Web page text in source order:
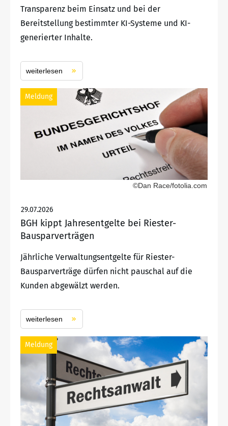
Transparenz beim Einsatz und bei der
Bereitstellung bestimmter KI-Systeme und KI-
generierter Inhalte.
weiterlesen
Meldung
©Dan Race/fotolia.com
29.07.2026
BGH kippt Jahresentgelte bei Riester-
Bausparverträgen
Jährliche Verwaltungsentgelte für Riester-
Bausparverträge dürfen nicht pauschal auf die
Kunden abgewälzt werden.
weiterlesen
Meldung